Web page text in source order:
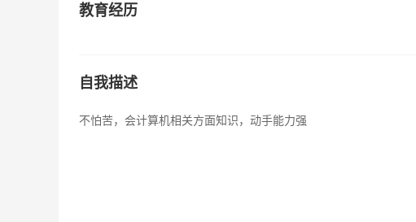
教育经历
自我描述
不怕苦，会计算机相关方面知识，动手能力强